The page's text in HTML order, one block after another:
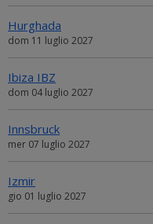
Hurghada
dom 11 luglio 2027
Ibiza IBZ
dom 04 luglio 2027
Innsbruck
mer 07 luglio 2027
Izmir
gio 01 luglio 2027